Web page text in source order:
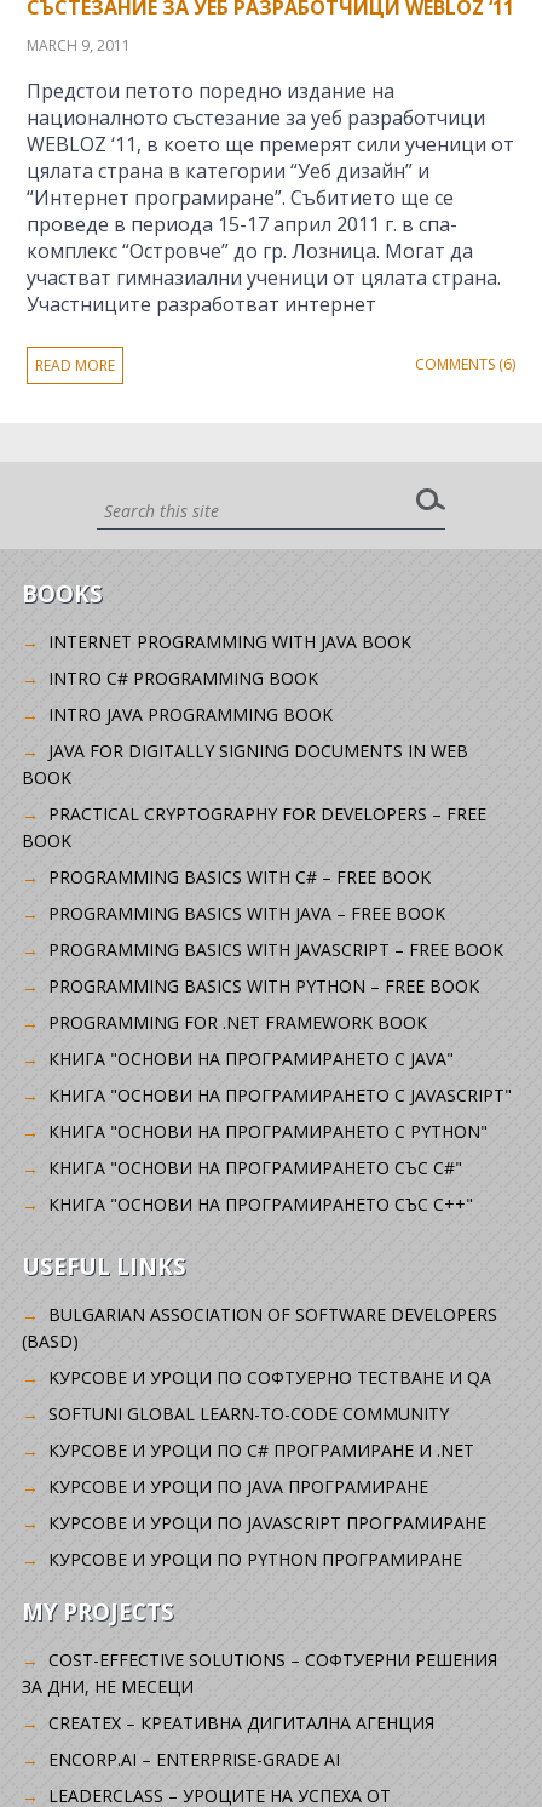
СЪСТЕЗАНИЕ ЗА УЕБ РАЗРАБОТЧИЦИ WEBLOZ ‘11
MARCH 9, 2011
Предстои петото поредно издание на
националното състезание за уеб разработчици
WEBLOZ ‘11, в което ще премерят сили ученици от
цялата страна в категории “Уеб дизайн” и
“Интернет програмиране”. Събитието ще се
проведе в периода 15-17 април 2011 г. в спа-
комплекс “Островче” до гр. Лозница. Могат да
участват гимназиални ученици от цялата страна.
Участниците разработват интернет
READ MORE COMMENTS (6)
BOOKS
INTERNET PROGRAMMING WITH JAVA BOOK
INTRO C# PROGRAMMING BOOK
INTRO JAVA PROGRAMMING BOOK
JAVA FOR DIGITALLY SIGNING DOCUMENTS IN WEB
BOOK
PRACTICAL CRYPTOGRAPHY FOR DEVELOPERS – FREE
BOOK
PROGRAMMING BASICS WITH C# – FREE BOOK
PROGRAMMING BASICS WITH JAVA – FREE BOOK
PROGRAMMING BASICS WITH JAVASCRIPT – FREE BOOK
PROGRAMMING BASICS WITH PYTHON – FREE BOOK
PROGRAMMING FOR .NET FRAMEWORK BOOK
КНИГА "ОСНОВИ НА ПРОГРАМИРАНЕТО С JAVA"
КНИГА "ОСНОВИ НА ПРОГРАМИРАНЕТО С JAVASCRIPT"
КНИГА "ОСНОВИ НА ПРОГРАМИРАНЕТО С PYTHON"
КНИГА "ОСНОВИ НА ПРОГРАМИРАНЕТО СЪС C#"
КНИГА "ОСНОВИ НА ПРОГРАМИРАНЕТО СЪС C++"
USEFUL LINKS
BULGARIAN ASSOCIATION OF SOFTWARE DEVELOPERS
(BASD)
KУРСОВЕ И УРОЦИ ПО СОФТУЕРНО ТЕСТВАНЕ И QA
SOFTUNI GLOBAL LEARN-TO-CODE COMMUNITY
КУРСОВЕ И УРОЦИ ПО C# ПРОГРАМИРАНЕ И .NET
КУРСОВЕ И УРОЦИ ПО JAVA ПРОГРАМИРАНЕ
КУРСОВЕ И УРОЦИ ПО JAVASCRIPT ПРОГРАМИРАНЕ
КУРСОВЕ И УРОЦИ ПО PYTHON ПРОГРАМИРАНЕ
MY PROJECTS
COST-EFFECTIVE SOLUTIONS – СОФТУЕРНИ РЕШЕНИЯ
ЗА ДНИ, НЕ МЕСЕЦИ
CREATEX – КРЕАТИВНА ДИГИТАЛНА АГЕНЦИЯ
ENCORP.AI – ENTERPRISE-GRADE AI
LEADERCLASS – УРОЦИТЕ НА УСПЕХА ОТ